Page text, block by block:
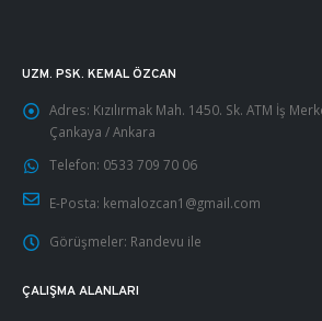
UZM. PSK. KEMAL ÖZCAN
Adres: Kızılırmak Mah. 1450. Sk. ATM İş
Çankaya / Ankara
Telefon: 0533 709 70 06
E-Posta: kemalozcan1@gmail.com
Görüşmeler: Randevu ile
ÇALIŞMA ALANLARI